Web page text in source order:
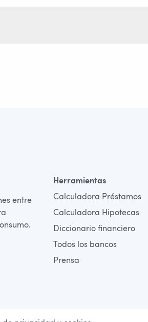
entre
Herramientas
Calculadora Préstamos
Calculadora Hipotecas
Diccionario financiero
Todos los bancos
Prensa